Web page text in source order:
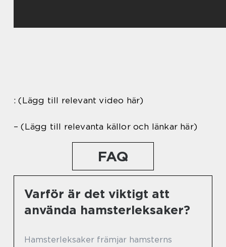
: (Lägg till relevant video här)
– (Lägg till relevanta källor och länkar här)
FAQ
Varför är det viktigt att
använda hamsterleksaker?
Hamsterleksaker främjar hamsterns